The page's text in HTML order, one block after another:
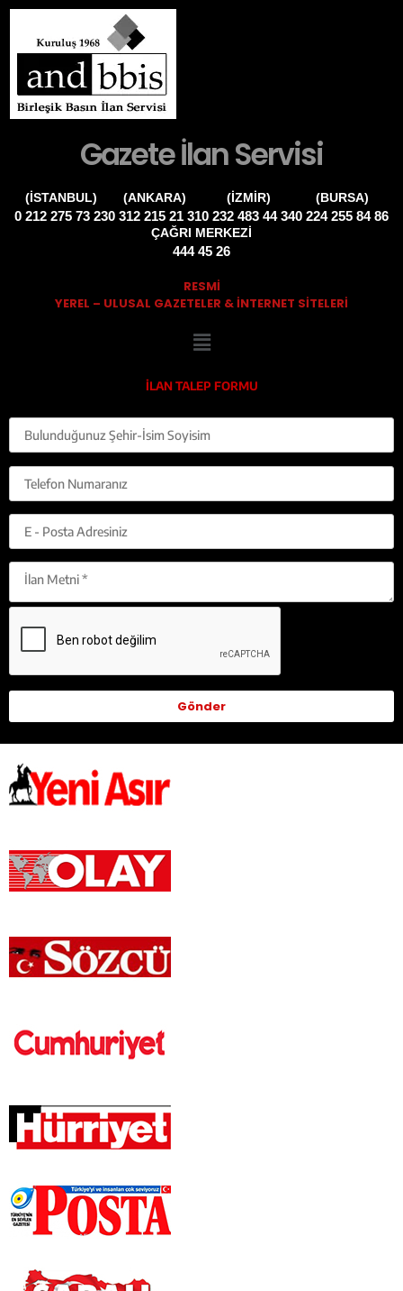
Gazete İlan Servisi
(İSTANBUL)
0 212 275 73 23
(ANKARA)
0 312 215 21 31
(İZMIR)
0 232 483 44 34
(BURSA)
0 224 255 84 86
ÇAĞRI MERKEZİ
444 45 26
RESMİ
YEREL – ULUSAL GAZETELER & INTERNET SITELERI
İLAN TALEP FORMU